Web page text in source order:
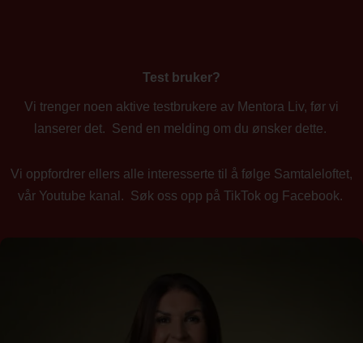
Test bruker?
Vi trenger noen aktive testbrukere av Mentora Liv, før vi
lanserer det. Send en melding om du ønsker dette.
Vi oppfordrer ellers alle interesserte til å følge Samtaleloftet,
vår Youtube kanal. Søk oss opp på TikTok og Facebook.